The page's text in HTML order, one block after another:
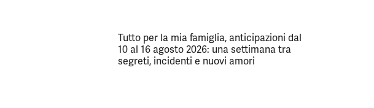
Tutto per la mia famiglia, anticipazioni dal
10 al 16 agosto 2026: una settimana tra
segreti, incidenti e nuovi amori